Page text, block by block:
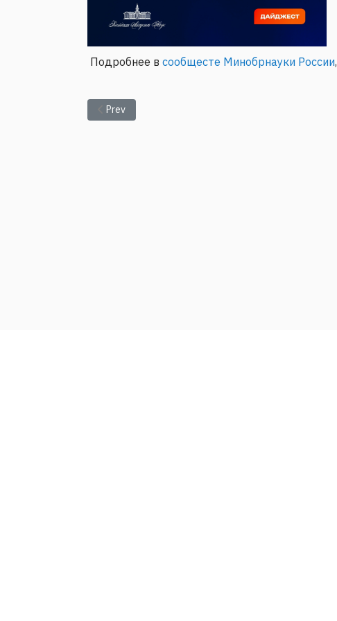
Подробнее в сообщесте Минобрнауки России,
Previous article: Оптика без границ
Prev